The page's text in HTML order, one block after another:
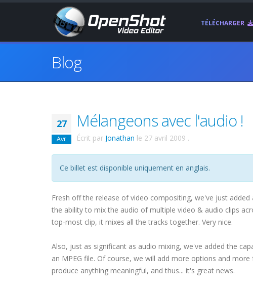
TÉLÉCHARGER
Blog
27
Avr
Mélangeons avec l'audio !
Écrit par Jonathan le 27 avril 2009 .
Ce billet est disponible uniquement en anglais.
Fresh off the release of video compositing, we've just added
the ability to mix the audio of multiple video & audio clips
top-most clip, it mixes all the tracks together. Very nice.
Also, just as significant as audio mixing, we've added the
an MPEG file. Of course, we will add more options and
produce anything meaningful, and thus... it's great news.